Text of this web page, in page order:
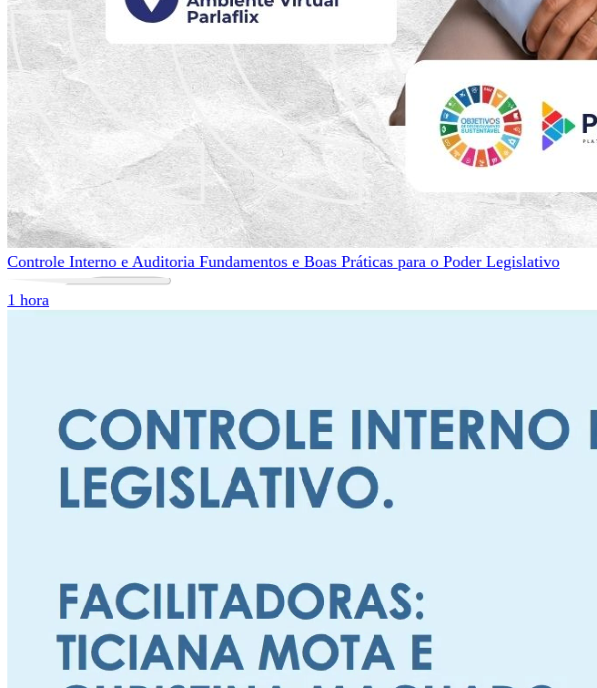
Controle Interno e Auditoria Fundamentos e Boas Práticas para o Poder Legislativo
1 hora